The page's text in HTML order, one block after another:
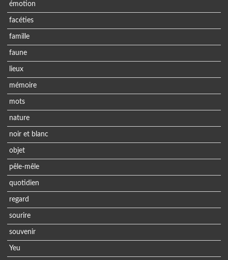
émotion
facéties
famille
faune
lieux
mémoire
mots
nature
noir et blanc
objet
pêle-mêle
quotidien
regard
sourire
souvenir
Yeu